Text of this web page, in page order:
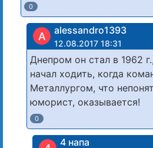
0
A alessandro1393
12.08.2017 18:31
Днепром он стал в 1962
начал ходить, когда
Металлургом, что
юморист, оказывается!
0
4 напа